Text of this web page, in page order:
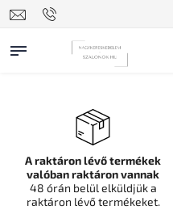
A raktáron lévő termékek
valóban raktáron vannak
48 órán belül elküldjük a
raktáron lévő termékeket.